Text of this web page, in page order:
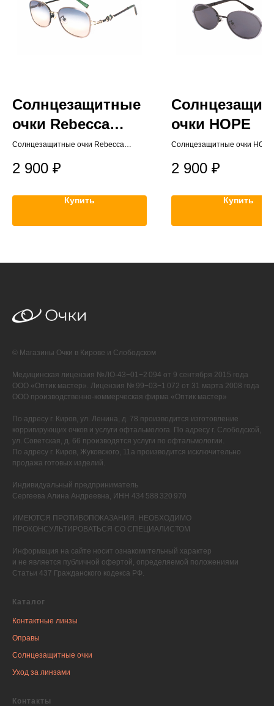
Солнцезащитные
очки Rebecca
Moore
Солнцезащитные очки Rebecca
2 900 ₽
Купить
очки HOPE
Солнцезащитные очки HOPE
2 900 ₽
Купить
© Магазины Очки в Кирове и Слободском
Медицинская лицензия №ЛО-43−01−2 094 от 9 сентября 2015 года
ООО «Оптик мастер». Лицензия № 99−03−1 072 от 31 марта 2008 года
ООО производственно-коммерческая фирма «Оптик мастер»
По адресу г. Киров, ул. Ленина, д. 78 производится изготовление
корригирующих очков и услуги офтальмолога. По адресу г. Слободской,
ул. Советская, д. 66 производятся услуги по офтальмологии.
По адресу г. Киров, Жуковского, 11а производится исключительно
продажа готовых изделий.
Индивидуальный предприниматель
Сергеева Алина Андреевна, ИНН 434 588 320 970
ИМЕЮТСЯ ПРОТИВОПОКАЗАНИЯ. НЕОБХОДИМО
ПРОКОНСУЛЬТИРОВАТЬСЯ СО СПЕЦИАЛИСТОМ
Информация на сайте носит ознакомительный характер
и не является публичной офертой, определяемой положениями
Статьи 437 Гражданского кодекса РФ.
Каталог
Контактные линзы
Оправы
Солнцезащитные очки
Уход за линзами
Контакты